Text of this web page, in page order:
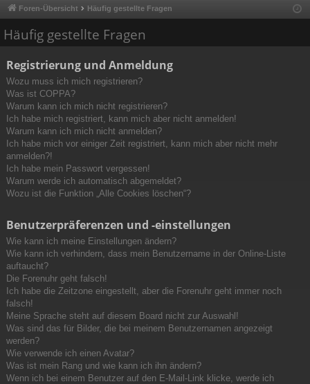
en Foren-Übersicht Häufig gestellte Fragen
Häufig gestellte Fragen
Registrierung und Anmeldung
Wozu muss ich mich registrieren?
Was ist COPPA?
Warum kann ich mich nicht registrieren?
Ich habe mich registriert, kann mich aber nicht anmelden!
Warum kann ich mich nicht anmelden?
Ich habe mich vor einiger Zeit registriert, kann mich aber nicht mehr
anmelden?!
Ich habe mein Passwort vergessen!
Warum werde ich automatisch abgemeldet?
Wozu ist die Funktion „Alle Cookies löschen“?
Benutzerpräferenzen und -einstellungen
Wie kann ich meine Einstellungen ändern?
Wie kann ich verhindern, dass mein Benutzername in der Online-Liste
auftaucht?
Die Forenuhr geht falsch!
Ich habe die Zeitzone eingestellt, aber die Forenuhr geht immer noch
falsch!
Meine Sprache steht auf diesem Board nicht zur Auswahl!
Was sind das für Bilder, die bei meinem Benutzernamen angezeigt
werden?
Wie verwende ich einen Avatar?
Was ist mein Rang und wie kann ich ihn ändern?
Wenn ich bei einem Benutzer auf den E-Mail-Link klicke, werde ich